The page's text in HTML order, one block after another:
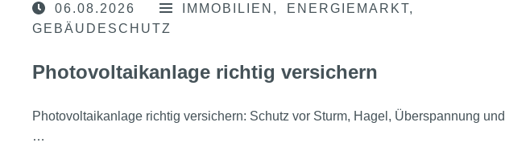
06.08.2026 IMMOBILIEN
ENERGIEMARKT
GEBÄUDESCHUTZ
Photovoltaikanlage richtig versichern
Photovoltaikanlage richtig versichern: Schutz vor Sturm, Hagel, Überspannung und
…